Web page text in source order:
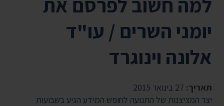
יומני השרים / עו"ד
אלונה וינוגרד
תאריך:
יצר המציצנות של התנועה לחופש המידע הגיע בשבועות